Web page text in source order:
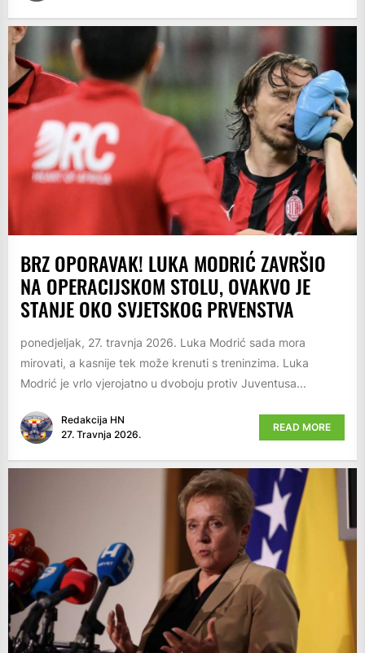
BRZ OPORAVAK! LUKA MODRIĆ ZAVRŠIO
NA OPERACIJSKOM STOLU, OVAKVO JE
STANJE OKO SVJETSKOG PRVENSTVA
ponedjeljak, 27. travnja 2026. Luka Modrić sada mora
mirovati, a kasnije tek može krenuti s treninzima. Luka
Modrić je vrlo vjerojatno u dvoboju protiv Juventusa...
Redakcija HN
27. Travnja 2026.
READ MORE